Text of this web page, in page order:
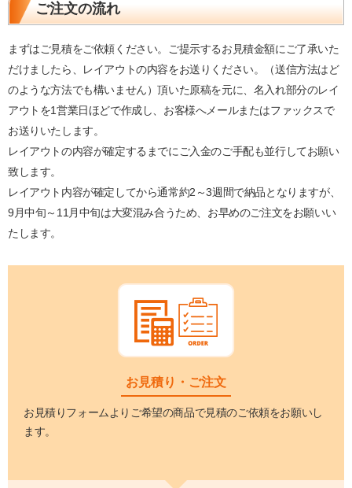
ご注文の流れ
まずはご見積をご依頼ください。ご提示するお見積金額にご了承いた
だけましたら、レイアウトの内容をお送りください。（送信方法はど
のような方法でも構いません）頂いた原稿を元に、名入れ部分のレイ
アウトを1営業日ほどで作成し、お客様へメールまたはファックスで
お送りいたします。
レイアウトの内容が確定するまでにご入金のご手配も並行してお願い
致します。
レイアウト内容が確定してから通常約2～3週間で納品となりますが、
9月中旬～11月中旬は大変混み合うため、お早めのご注文をお願いい
たします。
お見積り・ご注文
お見積りフォームよりご希望の商品で見積のご依頼をお願いし
ます。